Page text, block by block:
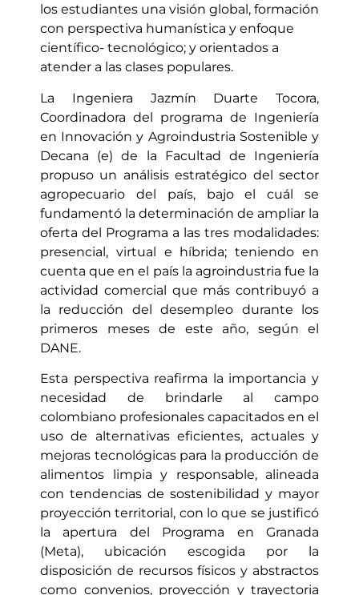
los estudiantes una visión global, formación
con perspectiva humanística y enfoque
científico- tecnológico; y orientados a
atender a las clases populares.
La Ingeniera Jazmín Duarte Tocora,
Coordinadora del programa de Ingeniería
en Innovación y Agroindustria Sostenible y
Decana (e) de la Facultad de Ingeniería
propuso un análisis estratégico del sector
agropecuario del país, bajo el cuál se
fundamentó la determinación de ampliar la
oferta del Programa a las tres modalidades:
presencial, virtual e híbrida; teniendo en
cuenta que en el país la agroindustria fue la
actividad comercial que más contribuyó a
la reducción del desempleo durante los
primeros meses de este año, según el
DANE.
Esta perspectiva reafirma la importancia y
necesidad de brindarle al campo
colombiano profesionales capacitados en el
uso de alternativas eficientes, actuales y
mejoras tecnológicas para la producción de
alimentos limpia y responsable, alineada
con tendencias de sostenibilidad y mayor
proyección territorial, con lo que se justificó
la apertura del Programa en Granada
(Meta), ubicación escogida por la
disposición de recursos físicos y abstractos
como convenios, proyección y trayectoria